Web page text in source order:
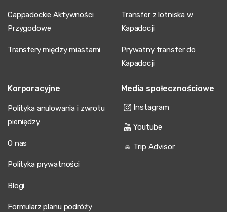
Cappadockie Aktywności
Przygodowe
Transfer z lotniska w
Kapadocji
Transfery między miastami
Prywatny transfer do
Kapadocji
Korporacyjne
Polityka anulowania i zwrotu
pieniędzy
O nas
Polityka prywatności
Blogi
Formularz planu podróży
Media społecznościowe
Instagram
Youtube
Trip Advisor